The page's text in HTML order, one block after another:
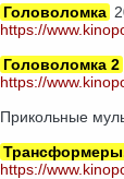
Головоломка
https://
Головоломка 2
https://
Прикольные
https://